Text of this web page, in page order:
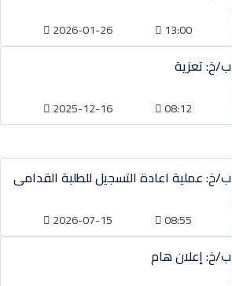
13:00
2026-01-26
ب/خ: تعزية
08:12
2025-12-16
ب/خ: عملية اعادة التسجيل للطلبة القدامى
08:55
2026-07-15
ب/خ: إعلان هام